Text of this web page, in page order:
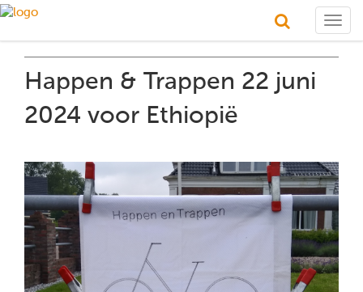
Happen & Trappen 22 juni
2024 voor Ethiopië